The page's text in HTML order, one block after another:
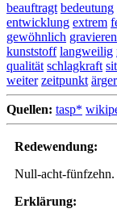
beauftragt bedeutung
entwicklung extrem
gewöhnlich
kunststoff langweilig
qualität schlagkraft
weiter zeitpunkt ärger
Quellen: tasp*
Redewendung:
Null-acht-fünfzehn.
Erklärung: